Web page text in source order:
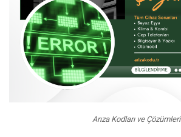
Arıza Kodları ve Çözümleri